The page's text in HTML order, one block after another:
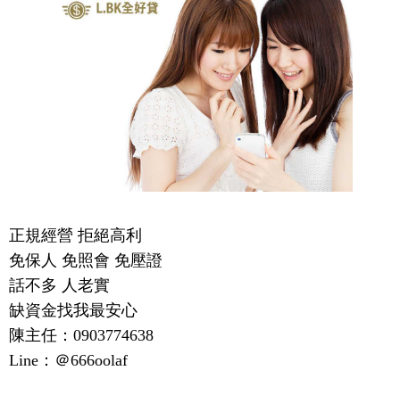
正規經營 拒絕高利
免保人 免照會 免壓證
話不多 人老實
缺資金找我最安心
陳主任：0903774638
Line：＠666oolaf